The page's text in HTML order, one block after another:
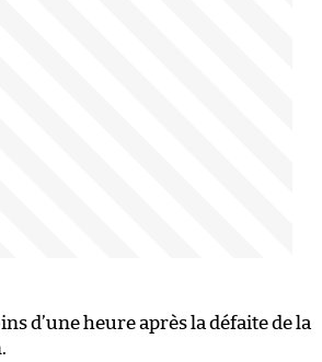
d’une heure après la défaite de la